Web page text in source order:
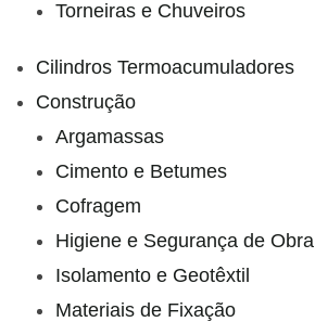
Torneiras e Chuveiros
Cilindros Termoacumuladores
Construção
Argamassas
Cimento e Betumes
Cofragem
Higiene e Segurança de Obra
Isolamento e Geotêxtil
Materiais de Fixação